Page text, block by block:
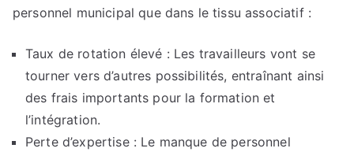
personnel municipal que dans le tissu associatif :
Taux de rotation élevé : Les travailleurs vont se
tourner vers d’autres possibilités, entraînant ainsi
des frais importants pour la formation et
l’intégration.
Perte d’expertise : Le manque de personnel